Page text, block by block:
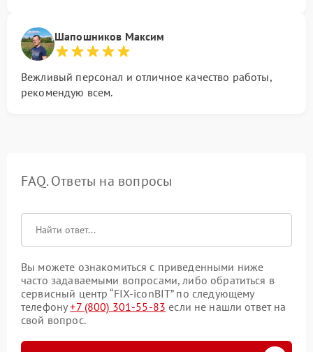
Шапошников Максим
Вежливый персонал и отличное качество работы,
рекомендую всем.
FAQ. Ответы на вопросы
Вы можете ознакомиться с приведенными ниже
часто задаваемыми вопросами, либо обратиться в
сервисный центр “FIX-iconBIT” по следующему
телефону+7 (800) 301-55-83 если не нашли ответ на
свой вопрос.